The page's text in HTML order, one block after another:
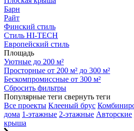
Барн
Райт
Финский стиль
Стиль HI-TECH
Европейский стиль
Площадь
Уютные до 200 м²
Просторные от 200 м² до 300 м²
Бескомпромиссные от 300 м²
Сбросить фильтры
Популярные теги свернуть теги
Все проекты Клееный брус
дома 1-этажные 2-этажные Авторские
крыша